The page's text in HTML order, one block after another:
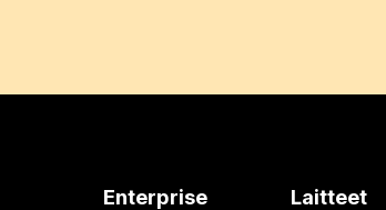
Enterprise Laitteet